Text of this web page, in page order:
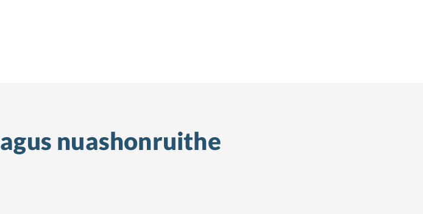
agus nuashonruithe